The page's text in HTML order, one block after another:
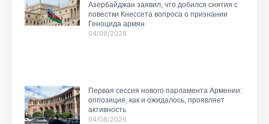
Азербайджан заявил, что добился снятия с
повестки Кнессета вопроса о признании
Геноцида армян
04/08/2026
Первая сессия нового парламента Армении:
оппозиция, как и ожидалось, проявляет
активность
04/08/2026